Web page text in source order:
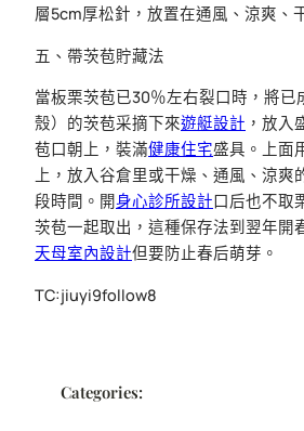
層5cm厚松針，放置在通風、涼爽、
五、帶茨苞貯藏法
當板栗茨苞已30％左右裂口時，將已
殼）的茨苞采摘下來遊艇設計 ，放入
苞口朝上，裝滿健康住宅盛具。上面
上，放入谷倉里或干燥、通風、涼爽
段時間。開身心診所設計口后也不取
茨苞一起取出，這種保存法到翌年開
天母室內設計但要防止春后萌芽。
TC:jiuyi9follow8
Categories: